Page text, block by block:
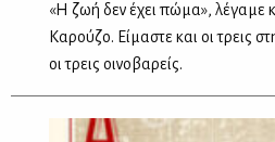
«Η ζωή δεν έχει πώμα», λέγαμε
Καρούζο. Είμαστε και οι τρεις
οι τρεις οινοβαρείς.